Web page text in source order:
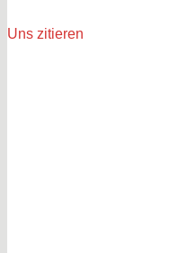
Uns zitieren